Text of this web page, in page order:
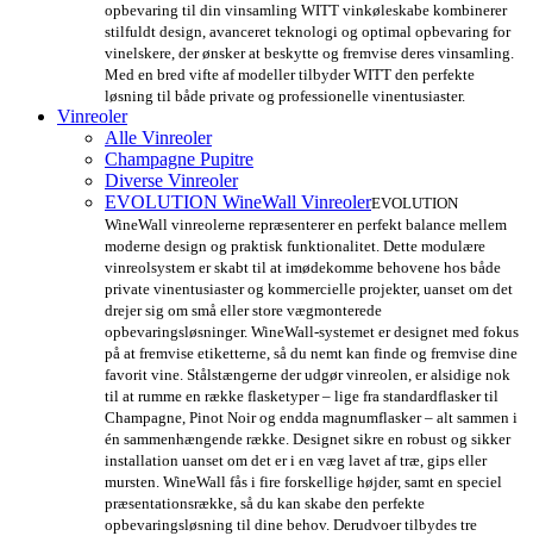
opbevaring til din vinsamling WITT vinkøleskabe kombinerer
stilfuldt design, avanceret teknologi og optimal opbevaring for
vinelskere, der ønsker at beskytte og fremvise deres vinsamling.
Med en bred vifte af modeller tilbyder WITT den perfekte
løsning til både private og professionelle vinentusiaster.
Vinreoler
Alle Vinreoler
Champagne Pupitre
Diverse Vinreoler
EVOLUTION WineWall VinreolerEVOLUTION
WineWall vinreolerne repræsenterer en perfekt balance mellem
moderne design og praktisk funktionalitet. Dette modulære
vinreolsystem er skabt til at imødekomme behovene hos både
private vinentusiaster og kommercielle projekter, uanset om det
drejer sig om små eller store vægmonterede
opbevaringsløsninger. WineWall-systemet er designet med fokus
på at fremvise etiketterne, så du nemt kan finde og fremvise dine
favorit vine. Stålstængerne der udgør vinreolen, er alsidige nok
til at rumme en række flasketyper – lige fra standardflasker til
Champagne, Pinot Noir og endda magnumflasker – alt sammen i
én sammenhængende række. Designet sikre en robust og sikker
installation uanset om det er i en væg lavet af træ, gips eller
mursten. WineWall fås i fire forskellige højder, samt en speciel
præsentationsrække, så du kan skabe den perfekte
opbevaringsløsning til dine behov. Derudvoer tilbydes tre